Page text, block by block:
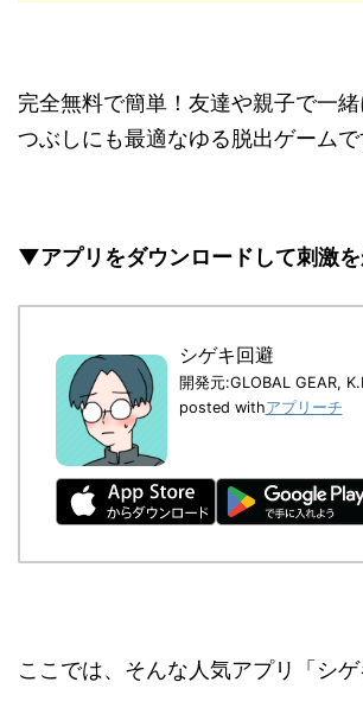
完全無料で簡単！友達や親子で一
つぶしにも最適なゆる脱出ゲームで
▼アプリをダウンロードして刺激
シゲキ回避
開発元:GLOBAL GEAR,
posted withアプリーチ
ここでは、そんな人気アプリ「シ